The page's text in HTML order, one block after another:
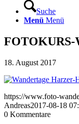
Suche
Menü Menü
18. August 2017
https://www.foto-
Andreas2017-08-18
0 Kommentare